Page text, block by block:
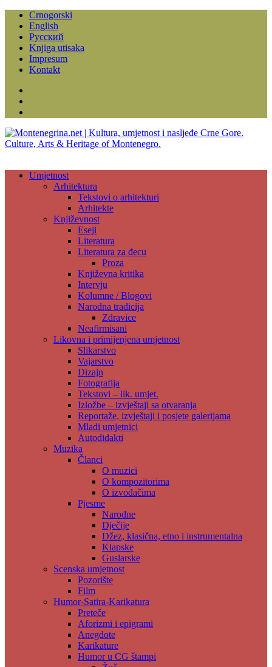
Crnogorski
English
Русский
Knjiga utisaka
Impresum
Kontakt
Umjetnost
Arhitektura
Tekstovi o arhitekturi
Arhitekte
Književnost
Eseji
Literatura
Literatura za đecu
Proza
Književna kritika
Intervju
Kolumne / Blogovi
Narodna tradicija
Zdravice
Neafirmisani
Likovna i primijenjena umjetnost
Slikarstvo
Vajarstvo
Dizajn
Fotografija
Tekstovi – lik. umjet.
Izložbe – izvještaji sa otvaranja
Reportaže, izvještaji i posjete galerijama
Mladi umjetnici
Autodidakti
Muzika
Članci
O muzici
O kompozitorima
O izvođačima
Pjesme
Narodne
Dječije
Džez, klasična, etno i instrumentalna
Klapske
Guslarske
Scenska umjetnost
Pozorište
Film
Humor-Satira-Karikatura
Preteče
Aforizmi i epigrami
Anegdote
Karikature
Humor u CG štampi